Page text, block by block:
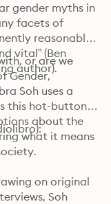
gender myths in
facets of
reasonable
vital” (Ben
author).
or are we
Gender,
Soh uses a
this hot-button
about the
what it means
on original
Soh